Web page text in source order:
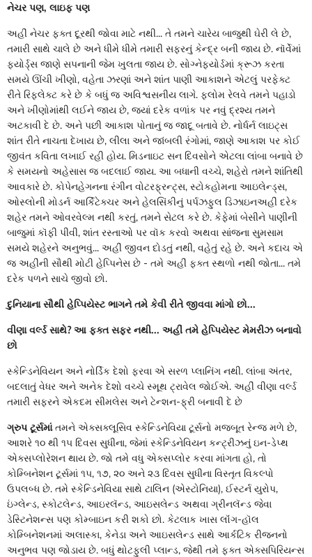
નેચર પણ, લાઇફ પણ
અહીં નેચર ફક્ત દૂરથી જોવા માટે નથી... તે તમને ચારેય બાજુથી ઘેરી લે છે,
તમારી સાથે ચાલે છે અને ધીમે ધીમે તમારી સફરનું કેન્દ્ર બની જાય છે. નૉર્વેમાં
ફ્યોર્ડ્સ જાણે સપનાની જેમ ખુલતા જાય છે. સોગ્નેફ્યોર્ડમાં ક્રૂઝ કરતા
સમયે ઊંચી ખીણો, વહેતા ઝરણાં અને શાંત પાણી આકાશને એટલું પરફેક્ટ
રીતે રિફ્લેક્ટ કરે છે કે બધું જ અવિશ્વસનીય લાગે. ફ્લોમ રેલવે તમને પહાડો
અને ખીણોમાંથી લઈને જાય છે, જ્યાં દરેક વળાંક પર નવું દ્રશ્ય તમને
અટકાવી દે છે. અને પછી આકાશ પોતાનું જ જાદૂ બતાવે છે. નોર્ધર્ન લાઇટ્સ
શાંત રીતે નાચતા દેખાય છે, લીલા અને જાંબલી રંગોમાં, જાણે આકાશ પર કોઈ
જીવંત કવિતા લખાઈ રહી હોય. મિડનાઇટ સન દિવસોને એટલા લાંબા બનાવે છે
કે સમયનો અહેસાસ જ બદલાઈ જાય. આ બધાની વચ્ચે, શહેરો તમને શાંતિથી
આવકારે છે. કોપેનહેગનના રંગીન વોટરફ્રન્ટ્સ, સ્ટોકહોમના આઇલેન્ડ્સ,
ઓસ્લોની મોડર્ન આર્કિટેક્ચર અને હેલસિંકીનું પર્પઝફુલ ડિઝાઇનઅહીં દરેક
શહેર તમને ઓવરવેલ્મ નથી કરતું, તમને સેટલ કરે છે. કેફેમાં બેસીને પાણીની
બાજુમાં કૉફી પીવી, શાંત રસ્તાઓ પર વૉક કરવો અથવા સાંજના સુમસામ
સમયે શહેરને અનુભવું... અહીં જીવન દોડતું નથી, વહેતું રહે છે. અને કદાચ એ
જ અહીંની સૌથી મોટી હેપ્પિનેસ છે - તમે અહીં ફક્ત સ્થળો નથી જોતા... તમે
દરેક પળને સાચે જીવો છો.
દુનિયાના સૌથી હેપ્પિયેસ્ટ ભાગને તમે કેવી રીતે જીવવા માંગો છો...
વીણા વર્લ્ડ સાથે? આ ફક્ત સફર નથી... અહીં તમે હેપ્પિયેસ્ટ મેમરીઝ બનાવો
છો
સ્કેન્ડિનેવિયન અને નોર્ડિક દેશો ફરવા એ સરળ પ્લાનિંગ નથી. લાંબા અંતર,
બદલાતું વેધર અને અનેક દેશો વચ્ચે સ્મૂથ ટ્રાવેલ જોઈએ. અહીં વીણા વર્લ્ડ
તમારી સફરને એકદમ સીમલેસ અને ટેન્શન-ફ્રી બનાવી દે છે
ગ્રુપ ટૂર્સમાંતમને એક્સક્લૂસિવ સ્કેન્ડિનેવિયા ટૂર્સનો મજબૂત રેન્જ મળે છે,
આશરે ૧૦ થી ૧૫ દિવસ સુધીના, જેમાં સ્કેન્ડિનેવિયન કન્ટ્રીઝનું ઇન-ડેપ્થ
એક્સપ્લોરેશન થાય છે. જો તમે વધુ એક્સપ્લોર કરવા માંગતા હો, તો
કોમ્બિનેશન ટૂર્સમાં ૧૫, ૧૭, ૨૦ અને ૨૩ દિવસ સુધીના વિસ્તૃત વિકલ્પો
ઉપલબ્ધ છે. તમે સ્કેન્ડિનેવિયા સાથે ટાલિન (એસ્ટોનિયા), ઈસ્ટર્ન યુરોપ,
ઇંગ્લેન્ડ, સ્કોટલેન્ડ, આઇરલૅન્ડ, આઇસલેન્ડ અથવા ગ્રીનલૅન્ડ જેવા
ડેસ્ટિનેશન્સ પણ કોમ્બાઇન કરી શકો છો. કેટલાક ખાસ લૉંગ-હૉલ
કોમ્બિનેશનમાં અલાસ્કા, કેનેડા અને આઇસલેન્ડ સાથે આર્કટિક રીજનનો
અનુભવ પણ જોડાય છે. બધું થોટફુલી પ્લાન્ડ, જેથી તમે ફક્ત એક્સપિરિયન્સ